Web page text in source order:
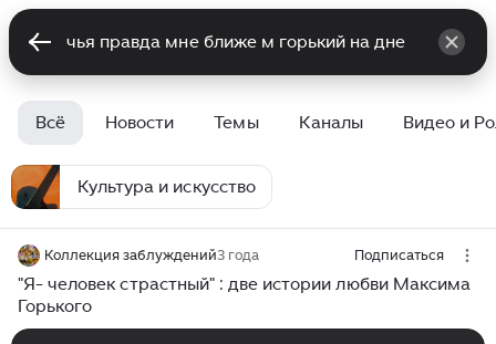
Всё Новости Темы Каналы Видео и
Культура и искусство
Коллекция заблуждений3 года Подписаться
"Я- человек страстный" : две истории любви Максима
Горького